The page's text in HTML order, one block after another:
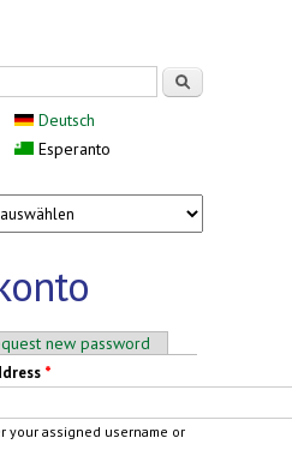
Deutsch
Esperanto
new password
*
your assigned username or